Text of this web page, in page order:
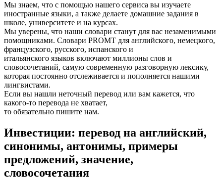
Мы знаем, что с помощью нашего сервиса вы изучаете
иностранные языки, а также делаете домашние задания в
школе, университете и на курсах.
Мы уверены, что наши словари станут для вас незаменимыми
помощниками. Словари PROMT для английского, немецкого,
французского, русского, испанского и
итальянского языков включают миллионы слов и
словосочетаний, самую современную разговорную лексику,
которая постоянно отслеживается и пополняется нашими
лингвистами.
Если вы нашли неточный перевод или вам кажется, что
какого-то перевода не хватает,
то обязательно пишите нам.
Инвестиции: перевод на английский,
синонимы, антонимы, примеры
предложений, значение,
словосочетания